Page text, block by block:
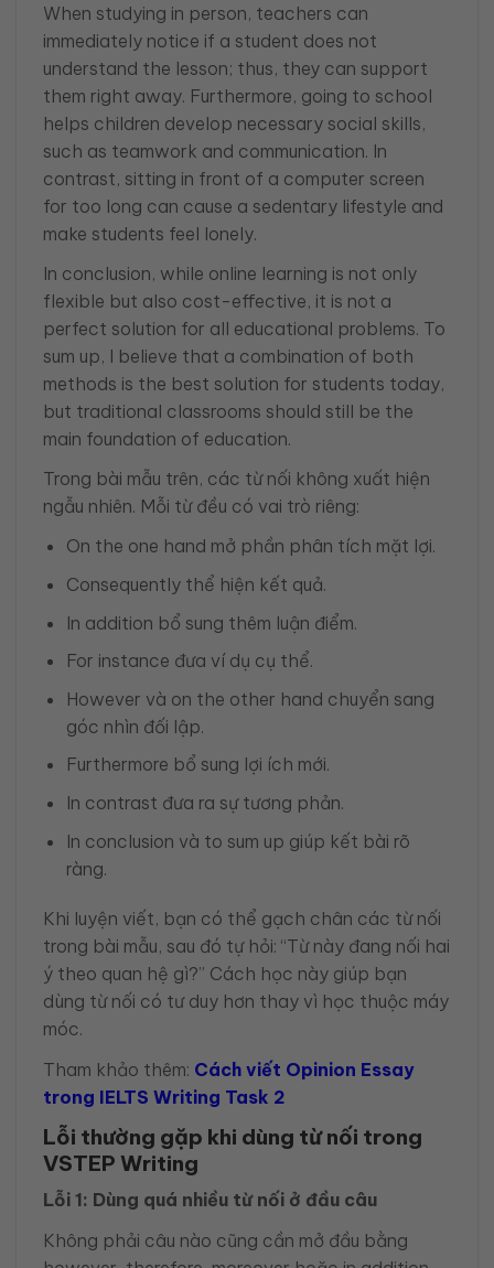
When studying in person, teachers can
immediately notice if a student does not
understand the lesson; thus, they can support
them right away. Furthermore, going to school
helps children develop necessary social skills,
such as teamwork and communication. In
contrast, sitting in front of a computer screen
for too long can cause a sedentary lifestyle and
make students feel lonely.
In conclusion, while online learning is not only
flexible but also cost-effective, it is not a
perfect solution for all educational problems. To
sum up, I believe that a combination of both
methods is the best solution for students today,
but traditional classrooms should still be the
main foundation of education.
Trong bài mẫu trên, các từ nối không xuất hiện
ngẫu nhiên. Mỗi từ đều có vai trò riêng:
On the one hand mở phần phân tích mặt lợi.
Consequently thể hiện kết quả.
In addition bổ sung thêm luận điểm.
For instance đưa ví dụ cụ thể.
However và on the other hand chuyển sang
góc nhìn đối lập.
Furthermore bổ sung lợi ích mới.
In contrast đưa ra sự tương phản.
In conclusion và to sum up giúp kết bài rõ
ràng.
Khi luyện viết, bạn có thể gạch chân các từ nối
trong bài mẫu, sau đó tự hỏi: “Từ này đang nối hai
ý theo quan hệ gì?” Cách học này giúp bạn
dùng từ nối có tư duy hơn thay vì học thuộc máy
móc.
Tham khảo thêm: Cách viết Opinion Essay
trong IELTS Writing Task 2
Lỗi thường gặp khi dùng từ nối trong
VSTEP Writing
Lỗi 1: Dùng quá nhiều từ nối ở đầu câu
Không phải câu nào cũng cần mở đầu bằng